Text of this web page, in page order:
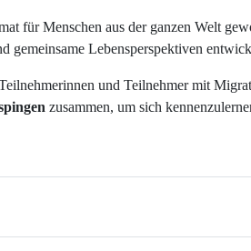
für Menschen aus der ganzen Welt
gemeinsame Lebensperspektiven
und Teilnehmer mit
zusammen, um sich